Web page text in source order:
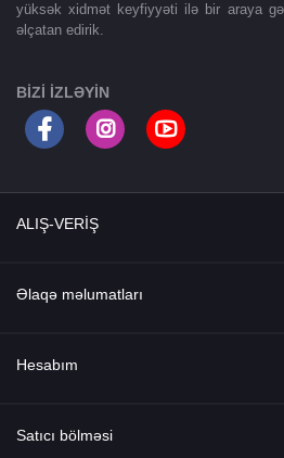
yüksək xidmət keyfiyyəti ilə bir araya
əlçatan edirik.
BIZI IZLƏYIN
ALIŞ-VERİŞ
Ana səhifə
Brendlər
Bloq
Əlaqə məlumatları
Ünvan
Telefon
Hesabım
Daxil ol
Satıcı bölməsi